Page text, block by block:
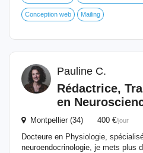
Conception web Mailing
Pauline C.
Rédactrice,
en
Montpellier (34) 400 €/jour
Docteure en Physiologie,
neuroendocrinologie, je mets plus